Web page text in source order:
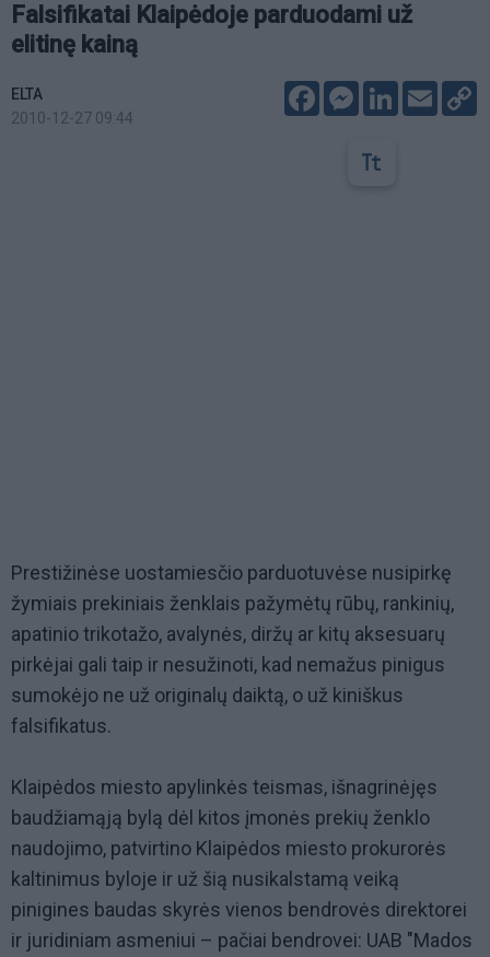
Falsifikatai Klaipėdoje parduodami už
elitinę kainą
ELTA
2010-12-27 09:44
FacebookMessenger
LinkedIn
Email
Prestižinėse uostamiesčio parduotuvėse nusipirkę
žymiais prekiniais ženklais pažymėtų rūbų, rankinių,
apatinio trikotažo, avalynės, diržų ar kitų aksesuarų
pirkėjai gali taip ir nesužinoti, kad nemažus pinigus
sumokėjo ne už originalų daiktą, o už kiniškus
falsifikatus.
Klaipėdos miesto apylinkės teismas, išnagrinėjęs
baudžiamąją bylą dėl kitos įmonės prekių ženklo
naudojimo, patvirtino Klaipėdos miesto prokurorės
kaltinimus byloje ir už šią nusikalstamą veiką
pinigines baudas skyrės vienos bendrovės direktorei
ir juridiniam asmeniui – pačiai bendrovei: UAB "Mados